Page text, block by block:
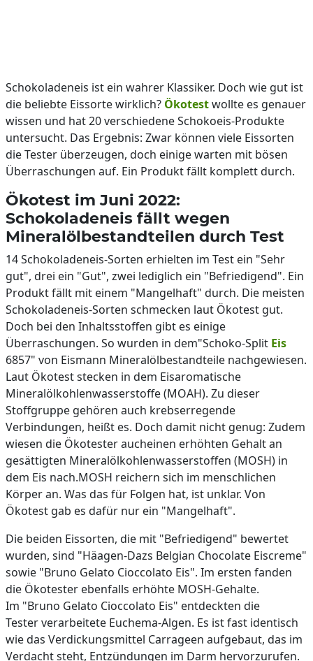
Schokoladeneis ist ein wahrer Klassiker. Doch wie gut ist
die beliebte Eissorte wirklich? Ökotestwollte es genauer
wissen und hat 20 verschiedene Schokoeis-Produkte
untersucht. Das Ergebnis: Zwar können viele Eissorten
die Tester überzeugen, doch einige warten mit bösen
Überraschungen auf. Ein Produkt fällt komplett durch.
Ökotest im Juni 2022:
Schokoladeneis fällt wegen
Mineralölbestandteilen durch Test
14 Schokoladeneis-Sorten erhielten im Test ein "Sehr
gut", drei ein "Gut", zwei lediglich ein "Befriedigend". Ein
Produkt fällt mit einem "Mangelhaft" durch. Die meisten
Schokoladeneis-Sorten schmecken laut Ökotest gut.
Doch bei den Inhaltsstoffen gibt es einige
Überraschungen. So wurden in dem"Schoko-Split Eis
6857" von Eismann Mineralölbestandteile nachgewiesen.
Laut Ökotest stecken in dem Eisaromatische
Mineralölkohlenwasserstoffe (MOAH). Zu dieser
Stoffgruppe gehören auch krebserregende
Verbindungen, heißt es. Doch damit nicht genug: Zudem
wiesen die Ökotester aucheinen erhöhten Gehalt an
gesättigten Mineralölkohlenwasserstoffen (MOSH) in
dem Eis nach.MOSH reichern sich im menschlichen
Körper an. Was das für Folgen hat, ist unklar. Von
Ökotest gab es dafür nur ein "Mangelhaft".
Die beiden Eissorten, die mit "Befriedigend" bewertet
wurden, sind "Häagen-Dazs Belgian Chocolate Eiscreme"
sowie "Bruno Gelato Cioccolato Eis". Im ersten fanden
die Ökotester ebenfalls erhöhte MOSH-Gehalte.
Im "Bruno Gelato Cioccolato Eis" entdeckten die
Tester verarbeitete Euchema-Algen. Es ist fast identisch
wie das Verdickungsmittel Carrageen aufgebaut, das im
Verdacht steht, Entzündungen im Darm hervorzurufen.